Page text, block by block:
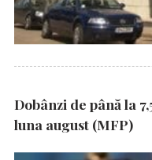
Dobânzi de până la
luna august (MFP)